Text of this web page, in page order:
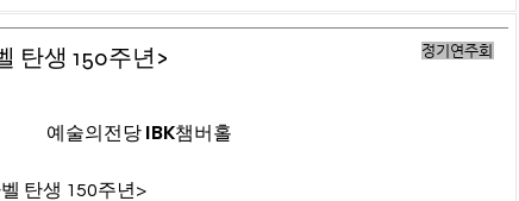
정기연주회
탄생 150주년>
예술의전당 IBK챔버홀
탄생 150주년>